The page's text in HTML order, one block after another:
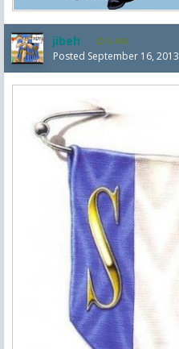
jibeh 5,469
Posted September 16, 2013